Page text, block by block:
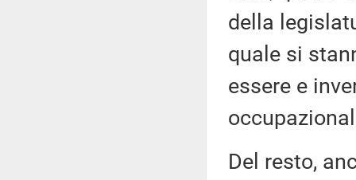
della
quale si
essere e
Del resto,